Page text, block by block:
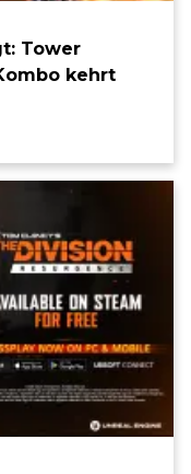
Tower
kehrt